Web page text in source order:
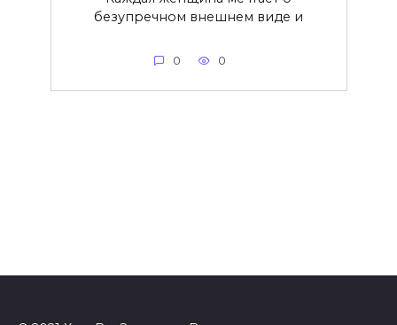
безупречном внешнем виде и
0 0